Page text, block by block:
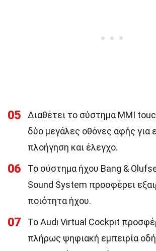
05
Διαθέτει το σύστημα MMI
δύο μεγάλες οθόνες αφής για
πλοήγηση και έλεγχο.
06
Το σύστημα ήχου Bang &
Sound System προσφέρει
ποιότητα ήχου.
07
Το Audi Virtual Cockpit
πλήρως ψηφιακή εμπειρία